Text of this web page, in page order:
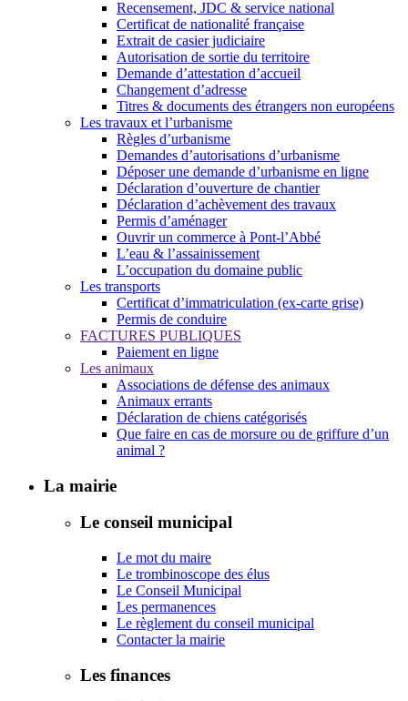
Recensement, JDC & service national
Certificat de nationalité française
Extrait de casier judiciaire
Autorisation de sortie du territoire
Demande d’attestation d’accueil
Changement d’adresse
Titres & documents des étrangers non européens
Les travaux et l’urbanisme
Règles d’urbanisme
Demandes d’autorisations d’urbanisme
Déposer une demande d’urbanisme en ligne
Déclaration d’ouverture de chantier
Déclaration d’achèvement des travaux
Permis d’aménager
Ouvrir un commerce à Pont-l’Abbé
L’eau & l’assainissement
L’occupation du domaine public
Les transports
Certificat d’immatriculation (ex-carte grise)
Permis de conduire
FACTURES PUBLIQUES
Paiement en ligne
Les animaux
Associations de défense des animaux
Animaux errants
Déclaration de chiens catégorisés
Que faire en cas de morsure ou de griffure d’un
animal ?
La mairie
Le conseil municipal
Le mot du maire
Le trombinoscope des élus
Le Conseil Municipal
Les permanences
Le règlement du conseil municipal
Contacter la mairie
Les finances